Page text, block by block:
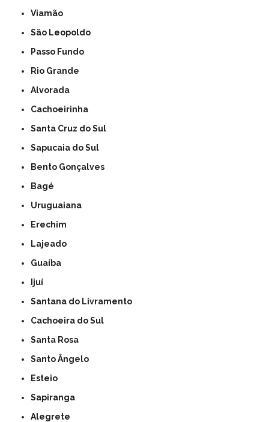
Viamão
São Leopoldo
Passo Fundo
Rio Grande
Alvorada
Cachoeirinha
Santa Cruz do Sul
Sapucaia do Sul
Bento Gonçalves
Bagé
Uruguaiana
Erechim
Lajeado
Guaíba
Ijuí
Santana do Livramento
Cachoeira do Sul
Santa Rosa
Santo Ângelo
Esteio
Sapiranga
Alegrete